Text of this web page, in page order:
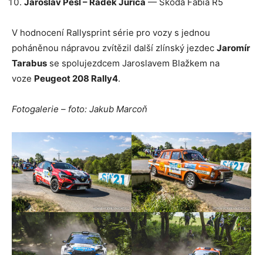
V hodnocení Rallysprint série pro vozy s jednou
poháněnou nápravou zvítězil další zlínský jezdec Jaromír
Tarabus se spolujezdcem Jaroslavem Blažkem na
voze Peugeot 208 Rally4.
Fotogalerie – foto: Jakub Marcoň